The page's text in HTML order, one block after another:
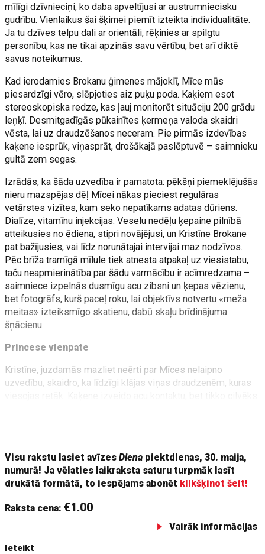
mīlīgi dzīvnieciņi, ko daba apveltījusi ar austrumniecisku
gudrību. Vienlaikus šai šķirnei piemīt izteikta individualitāte.
Ja tu dzīves telpu dali ar orientāli, rēķinies ar spilgtu
personību, kas ne tikai apzinās savu vērtību, bet arī diktē
savus noteikumus.
Kad ierodamies Brokanu ģimenes mājoklī, Mīce mūs
piesardzīgi vēro, slēpjoties aiz puķu poda. Kaķiem esot
stereoskopiska redze, kas ļauj monitorēt situāciju 200 grādu
leņķī. Desmitgadīgās pūkainītes ķermeņa valoda skaidri
vēsta, lai uz draudzēšanos neceram. Pie pirmās izdevības
kaķene iesprūk, viņasprāt, drošākajā paslēptuvē – saimnieku
gultā zem segas.
Izrādās, ka šāda uzvedība ir pamatota: pēkšņi piemeklējušās
nieru mazspējas dēļ Mīcei nākas pieciest regulāras
vetārstes vizītes, kam seko nepatīkams adatas dūriens.
Dialīze, vitamīnu injekcijas. Veselu nedēļu ķepaine pilnībā
atteikusies no ēdiena, stipri novājējusi, un Kristīne Brokane
pat bažījusies, vai līdz norunātajai intervijai maz nodzīvos.
Pēc brīža tramīgā mīlule tiek atnesta atpakaļ uz viesistabu,
taču neapmierinātība par šādu varmācību ir acīmredzama –
saimniece izpelnās dusmīgu acu zibsni un ķepas vēzienu,
bet fotogrāfs, kurš paceļ roku, lai objektīvs notvertu «meža
meitas» izteiksmīgo skatienu, dabū skaļu brīdinājuma
šņācienu.
Princese vienpate
Kristīne, juzdamās mazliet neērti par Mīces nelaipno
uzvedību, skaidro, ka līdzīgi klājas viņas draudzenēm, kuras
Visu rakstu lasiet avīzesDiena piektdienas, 30. maija,
numurā! Ja vēlaties laikraksta saturu turpmāk lasīt
drukātā formātā, to iespējams abonēt klikšķinot šeit!
Raksta cena:€1.00
Vairāk informācijas
Ieteikt